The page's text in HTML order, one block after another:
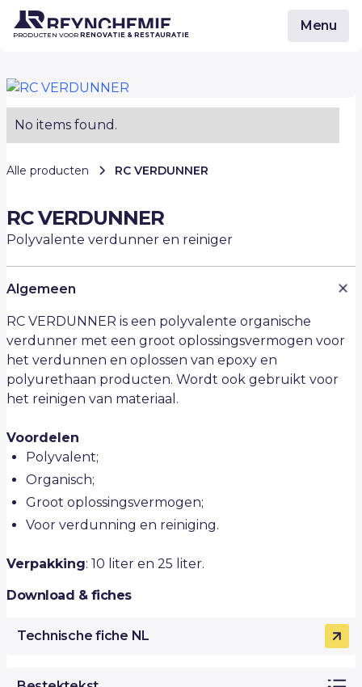
PRODUCTEN VOOR RENOVATIE & RESTAURATIE
Menu
Alle producten RC VERDUNNER
No items found.
RC VERDUNNER
Polyvalente verdunner en reiniger
Algemeen
RC VERDUNNER is een polyvalente organische
verdunner met een groot oplossingsvermogen voor
het verdunnen en oplossen van epoxy en
polyurethaan producten. Wordt ook gebruikt voor
het reinigen van materiaal.
Voordelen
Polyvalent;
Organisch;
Groot oplossingsvermogen;
Voor verdunning en reiniging.
Verpakking: 10 liter en 25 liter.
Download & fiches
Technische fiche NL